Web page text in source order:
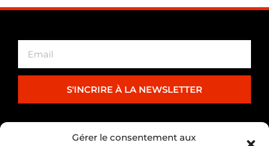
Gérer le consentement aux
S'INCRIRE À LA NEWSLETTER
PARTENARIAT